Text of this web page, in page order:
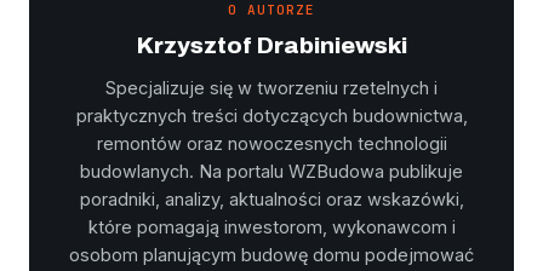
O AUTORZE
Krzysztof Drabiniewski
Specjalizuje się w tworzeniu rzetelnych i
praktycznych treści dotyczących budownictwa,
remontów oraz nowoczesnych technologii
budowlanych. Na portalu WZBudowa publikuje
poradniki, analizy, aktualności oraz wskazówki,
które pomagają inwestorom, wykonawcom i
osobom planującym budowę domu podejmować